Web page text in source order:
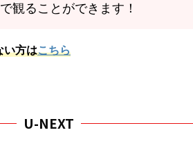
観ることができます！
い方はこちら
U-NEXT